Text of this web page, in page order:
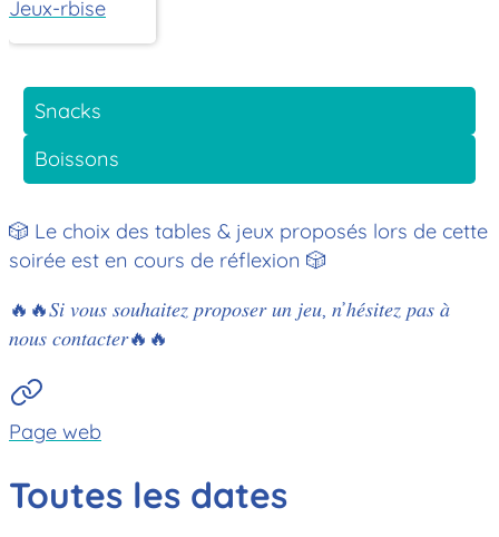
Jeux-rbise
Snacks
Boissons
🎲 Le choix des tables & jeux proposés lors de cette
soirée est en cours de réflexion 🎲
🔥🔥𝑆𝑖 𝑣𝑜𝑢𝑠 𝑠𝑜𝑢ℎ𝑎𝑖𝑡𝑒𝑧 𝑝𝑟𝑜𝑝𝑜𝑠𝑒𝑟 𝑢𝑛 𝑗𝑒𝑢, 𝑛’ℎ𝑒́𝑠𝑖𝑡𝑒𝑧 𝑝𝑎𝑠 𝑎̀
𝑛𝑜𝑢𝑠 𝑐𝑜𝑛𝑡𝑎𝑐𝑡𝑒𝑟🔥🔥
Page web
Toutes les dates